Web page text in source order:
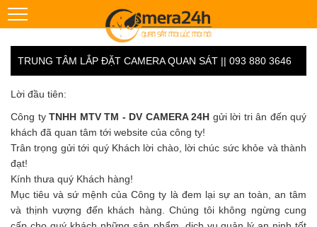
TRUNG TÂM LẮP ĐẶT CAMERA QUAN SÁT || 093 880 3646
Lời đầu tiên:
Công ty TNHH MTV TM - DV CAMERA 24H gửi lời tri ân đến quý
khách đã quan tâm tới website của công ty!
Trân trọng gửi tới quý Khách lời chào, lời chúc sức khỏe và thành
đạt!
Kính thưa quý Khách hàng!
Mục tiêu và sứ mệnh của Công ty là đem lại sự an toàn, an tâm
và thịnh vượng đến khách hàng. Chúng tôi không ngừng cung